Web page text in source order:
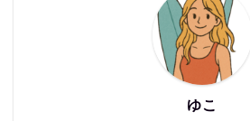
ゆこ